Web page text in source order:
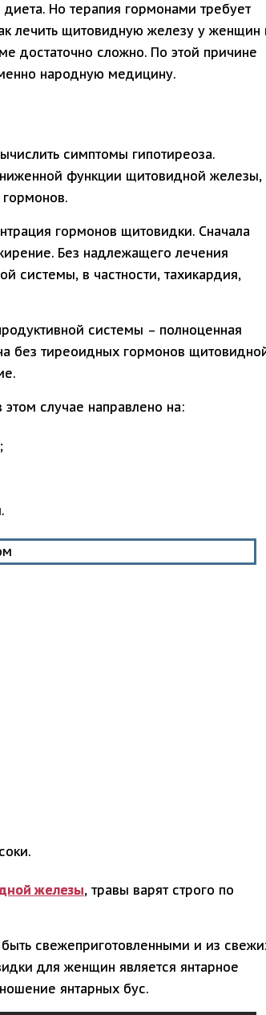
Но терапия гормонами требует
лечить щитовидную железу у женщин
достаточно сложно. По этой причине
народную медицину.
симптомы гипотиреоза.
функции щитовидной железы,
гормонов щитовидки. Сначала
Без надлежащего лечения
системы, в частности, тахикардия,
системы – полноценная
без тиреоидных гормонов
случае направлено на:
железы, травы варят строго по
свежеприготовленными и из
для женщин является янтарное
янтарных бус.